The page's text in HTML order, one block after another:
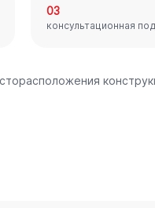
03
консультационная